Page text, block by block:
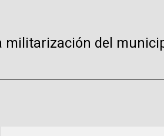
militarización del